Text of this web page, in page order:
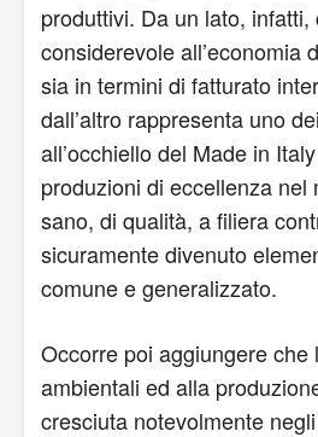
produttivi. Da un lato,
considerevole all’economia
sia in termini di fatturato
dall’altro rappresenta uno
all’occhiello del Made in
produzioni di eccellenza
sano, di qualità, a filiera
sicuramente divenuto
comune e generalizzato.
Occorre poi aggiungere che
ambientali ed alla
cresciuta notevolmente